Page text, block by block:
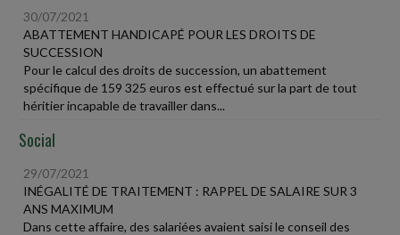
30/07/2021
ABATTEMENT HANDICAPÉ POUR LES DROITS DE
SUCCESSION
Pour le calcul des droits de succession, un abattement
spécifique de 159 325 euros est effectué sur la part de tout
héritier incapable de travailler dans...
Social
29/07/2021
INÉGALITÉ DE TRAITEMENT : RAPPEL DE SALAIRE SUR 3
ANS MAXIMUM
Dans cette affaire, des salariées avaient saisi le conseil des